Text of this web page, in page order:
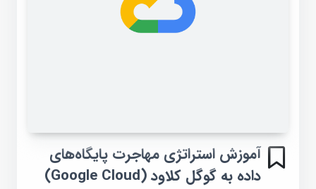
آموزش استراتژی مهاجرت پایگاه‌های
داده به گوگل کلاود (Google Cloud)